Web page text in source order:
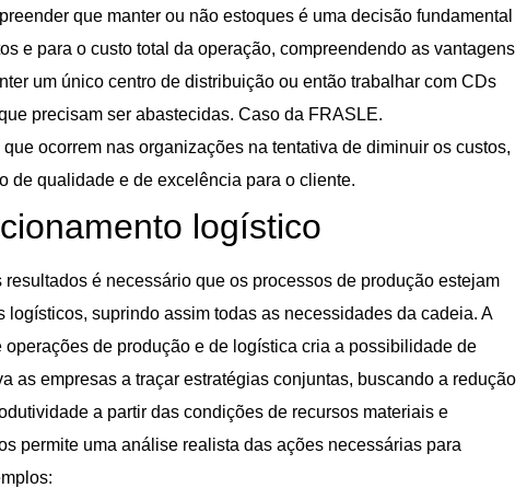
que manter ou não estoques é uma decisão fundamental
e para o custo total da operação, compreendendo as vantagens
um único centro de distribuição ou então trabalhar com CDs
precisam ser abastecidas. Caso da FRASLE.
ocorrem nas organizações na tentativa de diminuir os custos,
de qualidade e de excelência para o cliente.
logístico
é necessário que os processos de produção estejam
logísticos, suprindo assim todas as necessidades da cadeia. A
operações de produção e de logística cria a possibilidade de
as empresas a traçar estratégias conjuntas, buscando a redução
a partir das condições de recursos materiais e
permite uma análise realista das ações necessárias para